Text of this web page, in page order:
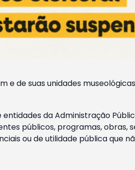
e de suas unidades
da Administração
públicos, programas, obras,
ou de utilidade pública que